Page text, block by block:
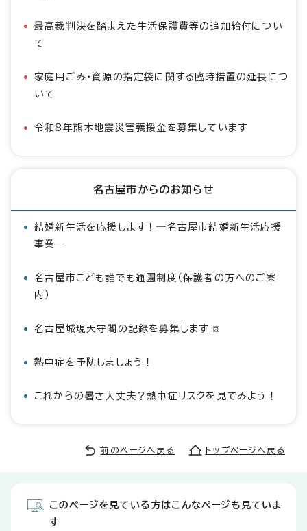
最高裁判決を踏まえた生活保護費等の追加給付につい
て
家庭用ごみ・資源の指定袋に関する臨時措置の延長につ
いて
令和8年熊本地震災害義援金を募集しています
名古屋市からのお知らせ
結婚新生活を応援します！―名古屋市結婚新生活応援
事業―
名古屋市こども誰でも通園制度（保護者の方へのご案
内）
名古屋城現天守閣の記録を募集します
熱中症を予防しましょう！
これからの暑さ大丈夫？熱中症リスクを見てみよう！
前のページへ戻る トップページへ戻る
このページを見ている方はこんなページも見ていま
す